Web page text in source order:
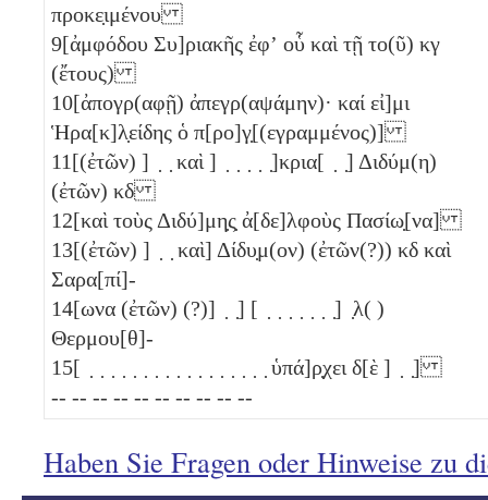
προκε̣ιμένου
9[ἀμφόδου Συ]ριακῆς ἐφʼ οὗ καὶ τῇ το(ῦ) κγ
(ἔτους)
10[ἀπογρ(αφῇ) ἀπεγρ(αψάμην)· καί εἰ]μι
Ἡρα[κ]λ̣είδης ὁ π[ρο]γ̣[(εγραμμένος)]
11[(ἐτῶν) ] ̣ ̣ καὶ ] ̣ ̣ ̣ ̣ ̣]κρια[ ̣ ̣] Διδύμ(η)
(ἐτῶν) κδ
12[καὶ τοὺς Διδύ]μη̣ς̣ ἀ[δε]λφοὺς Πασίω̣[να]
13[(ἐτῶν) ] ̣ ̣ καὶ] Δίδυ̣μ(ον) (ἐτῶν(?)) κδ καὶ
Σαρα[πί]-
14[ωνα (ἐτῶν) (?)] ̣ ̣] [ ̣ ̣ ̣ ̣ ̣ ̣ ̣] ̣λ( )
Θερμου[θ]-
15[ ̣ ̣ ̣ ̣ ̣ ̣ ̣ ̣ ̣ ̣ ̣ ̣ ̣ ̣ ̣ ̣ ̣ ὑπά]ρ̣χει δ[ὲ ] ̣ ̣]
-- -- -- -- -- -- -- -- -- --
Haben Sie Fragen oder Hinweise zu